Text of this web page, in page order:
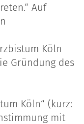
Auf
Köln
Gründung des
Köln“ (kurz:
mit